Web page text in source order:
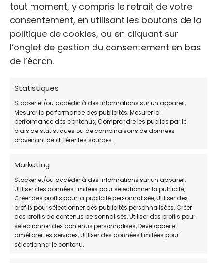
tout moment, y compris le retrait de votre
consentement, en utilisant les boutons de la
politique de cookies, ou en cliquant sur
l’onglet de gestion du consentement en bas
de l’écran.
Statistiques
Stocker et/ou accéder à des informations sur un appareil,
Mesurer la performance des publicités, Mesurer la
performance des contenus, Comprendre les publics par le
biais de statistiques ou de combinaisons de données
provenant de différentes sources.
Marketing
Stocker et/ou accéder à des informations sur un appareil,
Utiliser des données limitées pour sélectionner la publicité,
Créer des profils pour la publicité personnalisée, Utiliser des
profils pour sélectionner des publicités personnalisées, Créer
des profils de contenus personnalisés, Utiliser des profils pour
sélectionner des contenus personnalisés, Développer et
améliorer les services, Utiliser des données limitées pour
sélectionner le contenu.
NOM
Une Seconde Vie
ADRESSE:
Anjou
TÉLÉPHONE:
Non disponible
WEB
https://m.facebook.com/associationunes
econdevie/
Avis des clients